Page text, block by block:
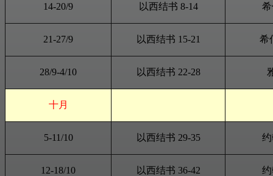
14-20/9 以西结书 8-14
21-27/9 以西结书 15-21 希
28/9-4/10 以西结书 22-28
十月
5-11/10 以西结书 29-35
12-18/10 以西结书 36-42